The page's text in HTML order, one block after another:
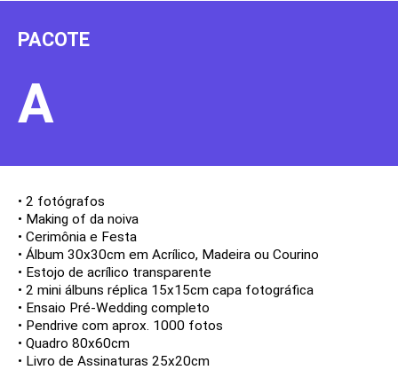
PACOTE
A
• 2 fotógrafos
• Making of da noiva
• Cerimônia e Festa
• Álbum 30x30cm em Acrílico, Madeira ou Courino
• Estojo de acrílico transparente
• 2 mini álbuns réplica 15x15cm capa fotográfica
• Ensaio Pré-Wedding completo
• Pendrive com aprox. 1000 fotos
• Quadro 80x60cm
• Livro de Assinaturas 25x20cm